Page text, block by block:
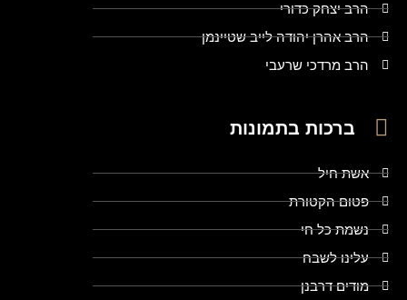
הרב יצחק כדורי
הרב אהרן יהודה לייב שטיינמן
הרב מרדכי שרעבי
ברכות בתמונות
אשת חיל
פטום הקטורת
נשמת כל חי
עלינו לשבח
מודים דרבנן